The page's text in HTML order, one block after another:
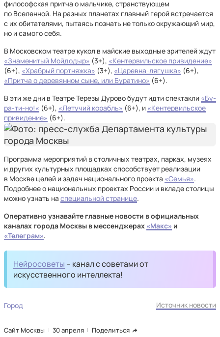
философская притча о мальчике, странствующем
по Вселенной. На разных планетах главный герой встречается
с их обитателями, пытаясь познать не только окружающий мир,
но и самого себя.
В Московском театре кукол в майские выходные зрителей ждут
«Знаменитый Мойдодыр» (3+), «Кентервильское привидение»
(6+), «Храбрый портняжка» (3+), «Царевна-лягушка» (6+),
«Притча о деревянном сыне, или Буратино» (6+).
В эти же дни в Театре Терезы Дурово будут идти спектакли «Бу-
ра-ти-но!« (6+), «Летучий корабль» (6+), и «Кентервильское
привидение» (6+).
Программа мероприятий в столичных театрах, парках, музеях
и других культурных площадках способствует реализации
в Москве целей и задач национального проекта «Семья».
Подробнее о национальных проектах России и вкладе столицы
можно узнать на специальной странице.
Оперативно узнавайте главные новости в официальных
каналах города Москвы в мессенджерах «Макс» и
«Телеграм».
Нейросоветы – канал с советами от
искусственного интеллекта!
Город Источник новости
Сайт Москвы 30 апреля Поделиться